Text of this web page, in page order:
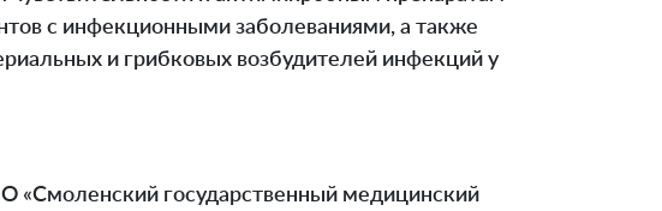
с инфекционными заболеваниями, а также
и грибковых возбудителей инфекций у
«Смоленский государственный медицинский